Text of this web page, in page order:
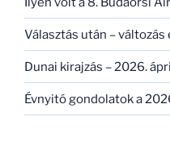
Választás után –
Dunai kirajzás – 2026.
Évnyitó gondolatok a